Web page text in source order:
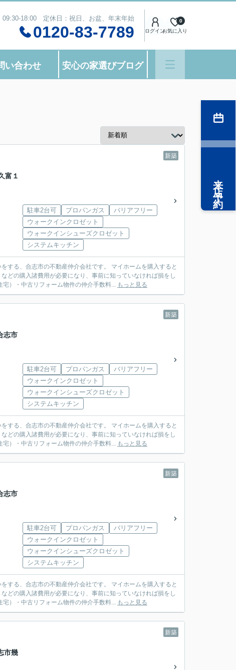
09:30-18:00 定休日：祝日、お盆、年末年始
0120-83-7789 ログインお気に入り
0
い合わせ 安心の家選びブログ
新築
富１
駐車2台可 プロパンガス
バリアフリー
ウォークインクロゼット
ウォークインシューズクロゼット
システムキッチン
動産仲介会社です。 マイホームを購入すると
どの購入諸費用が必要になり、事前に知っていなければ損をし
て（建売住宅）・中古リフォーム物件の仲介手数料... もっと見る
新築
志市
駐車2台可 プロパンガス
バリアフリー
ウォークインクロゼット
ウォークインシューズクロゼット
システムキッチン
動産仲介会社です。 マイホームを購入すると
どの購入諸費用が必要になり、事前に知っていなければ損をし
て（建売住宅）・中古リフォーム物件の仲介手数料... もっと見る
新築
志市
駐車2台可 プロパンガス
バリアフリー
ウォークインクロゼット
ウォークインシューズクロゼット
システムキッチン
動産仲介会社です。 マイホームを購入すると
どの購入諸費用が必要になり、事前に知っていなければ損をし
て（建売住宅）・中古リフォーム物件の仲介手数料... もっと見る
新築
市幾
来店予約